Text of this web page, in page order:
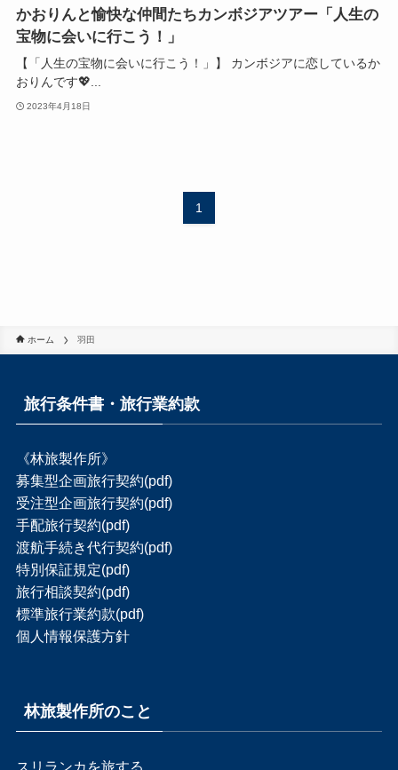
かおりんと愉快な仲間たちカンボジアツアー「人生の
宝物に会いに行こう！」
【「人生の宝物に会いに行こう！」】 カンボジアに恋しているか
おりんです💖...
2023年4月18日
1
ホーム 羽田
旅行条件書・旅行業約款
《林旅製作所》
募集型企画旅行契約(pdf)
受注型企画旅行契約(pdf)
手配旅行契約(pdf)
渡航手続き代行契約(pdf)
特別保証規定(pdf)
旅行相談契約(pdf)
標準旅行業約款(pdf)
個人情報保護方針
林旅製作所のこと
スリランカを旅する